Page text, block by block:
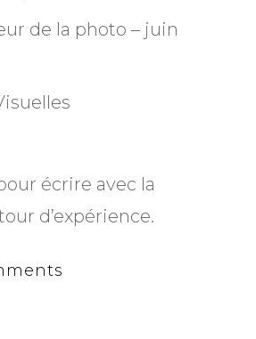
de la photo – juin
écrire avec la
d’expérience.